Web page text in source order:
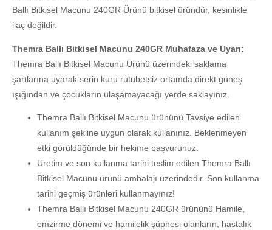
Ballı Bitkisel Macunu 240GR Ürünü bitkisel üründür, kesinlikle
ilaç değildir.
Themra Ballı Bitkisel Macunu 240GR Muhafaza ve Uyarı:
Themra Ballı Bitkisel Macunu Ürünü üzerindeki saklama
şartlarına uyarak serin kuru rutubetsiz ortamda direkt güneş
ışığından ve çocukların ulaşamayacağı yerde saklayınız.
Themra Ballı Bitkisel Macunu ürününü Tavsiye edilen
kullanım şekline uygun olarak kullanınız. Beklenmeyen
etki görüldüğünde bir hekime başvurunuz.
Üretim ve son kullanma tarihi teslim edilen Themra Ballı
Bitkisel Macunu ürünü ambalajı üzerindedir. Son kullanma
tarihi geçmiş ürünleri kullanmayınız!
Themra Ballı Bitkisel Macunu 240GR ürününü Hamile,
emzirme dönemi ve hamilelik şüphesi olanların, hastalık